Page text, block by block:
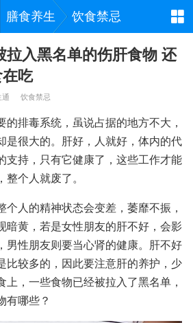
膳食养生 饮食禁忌
拉入黑名单的伤肝食物 还
吃
通 饮食禁忌
的排毒系统，虽说占据的地方不大，
是很大的。肝好，人就好，体内的代
支持，只有它健康了，这些工作才能
个人就废了。
个人的精神状态会变差，萎靡不振，
暗黄，若是女性朋友的肝不好，会影
男性朋友则要当心肾的健康。肝不好
比较多的，因此要注意肝的养护，少
上，一些食物已经被拉入了黑名单，
有哪些？